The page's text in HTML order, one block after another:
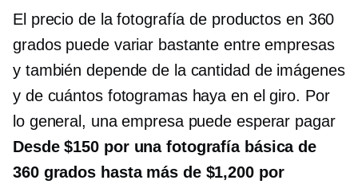
El precio de la fotografía de productos en 360
grados puede variar bastante entre empresas
y también depende de la cantidad de imágenes
y de cuántos fotogramas haya en el giro. Por
lo general, una empresa puede esperar pagar
Desde $150 por una fotografía básica de
360 ​​grados hasta más de $1,200 por